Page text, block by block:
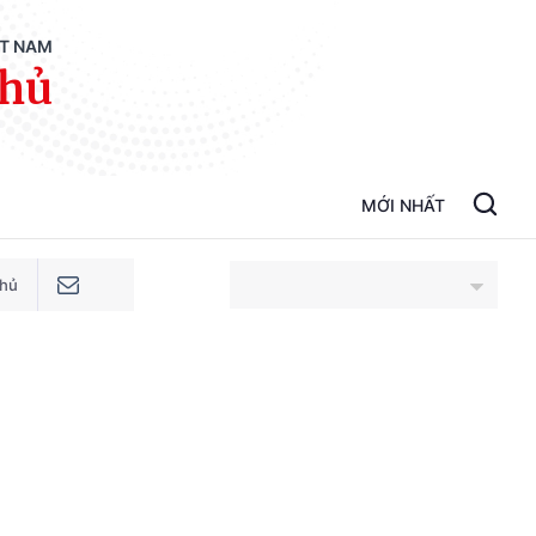
NAM
MỚI NHẤT